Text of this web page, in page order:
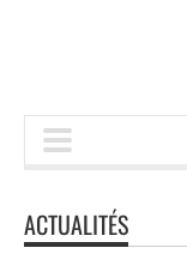
ACTUALITÉS